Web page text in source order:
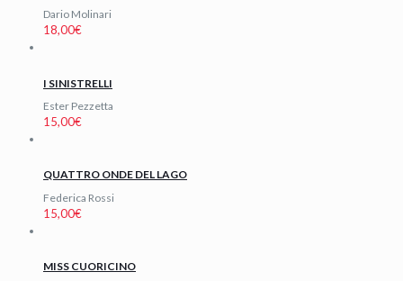
Dario Molinari
18,00€
I SINISTRELLI
Ester Pezzetta
15,00€
QUATTRO ONDE DEL LAGO
Federica Rossi
15,00€
MISS CUORICINO